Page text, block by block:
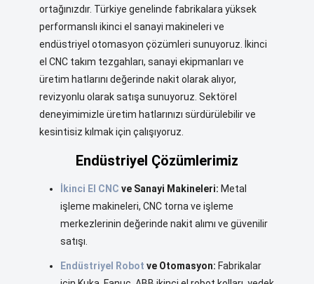
ortağınızdır. Türkiye genelinde fabrikalara yüksek
performanslı ikinci el sanayi makineleri ve
endüstriyel otomasyon çözümleri sunuyoruz. İkinci
el CNC takım tezgahları, sanayi ekipmanları ve
üretim hatlarını değerinde nakit olarak alıyor,
revizyonlu olarak satışa sunuyoruz. Sektörel
deneyimimizle üretim hatlarınızı sürdürülebilir ve
kesintisiz kılmak için çalışıyoruz.
Endüstriyel Çözümlerimiz
İkinci El CNC ve Sanayi Makineleri: Metal
işleme makineleri, CNC torna ve işleme
merkezlerinin değerinde nakit alımı ve güvenilir
satışı.
Endüstriyel Robot ve Otomasyon: Fabrikalar